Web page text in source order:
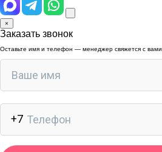
×
Заказать звонок
Оставьте имя и телефон — менеджер свяжется с вами.